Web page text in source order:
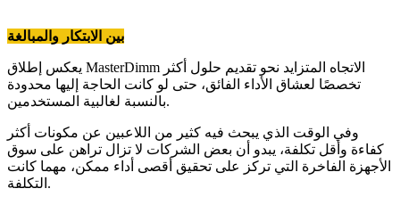
بين الابتكار والمبالغة
يعكس إطلاق MasterDimm الاتجاه المتزايد نحو تقديم حلول أكثر
تخصصًا لعشاق الأداء الفائق، حتى لو كانت الحاجة إليها محدودة
بالنسبة لغالبية المستخدمين.
وفي الوقت الذي يبحث فيه كثير من اللاعبين عن مكونات أكثر
كفاءة وأقل تكلفة، يبدو أن بعض الشركات لا تزال تراهن على سوق
الأجهزة الفاخرة التي تركز على تحقيق أقصى أداء ممكن، مهما كانت
التكلفة.